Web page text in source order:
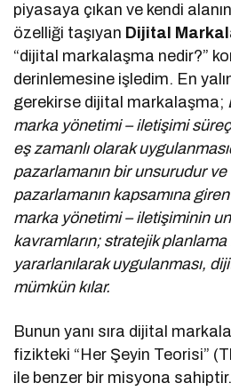
piyasaya çıkan ve kendi
özelliği taşıyan Dijital
“dijital markalaşma nedir?”
derinlemesine işledim. En
gerekirse dijital markalaşma;
marka yönetimi – iletişimi
eş zamanlı olarak
pazarlamanın bir unsurudur
pazarlamanın kapsamına
marka yönetimi – iletişiminin
kavramların; stratejik
yararlanılarak uygulanması,
mümkün kılar.
Bunun yanı sıra dijital
fizikteki “Her Şeyin Teorisi”
ile benzer bir misyona